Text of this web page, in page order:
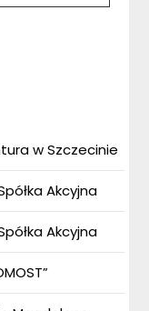
w Szczecinie
Akcyjna
Akcyjna